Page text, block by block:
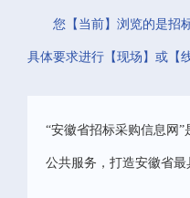
您【当前】浏览的是招
具体要求进行【现场】或【
“安徽省招标采购信息网
公共服务，打造安徽省最